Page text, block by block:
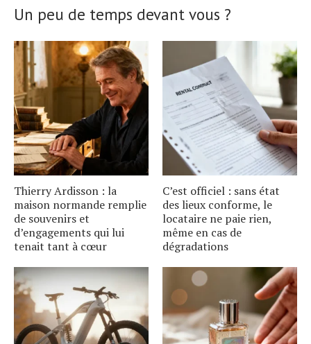
Un peu de temps devant vous ?
Thierry Ardisson : la
maison normande remplie
de souvenirs et
d’engagements qui lui
tenait tant à cœur
C’est officiel : sans état
des lieux conforme, le
locataire ne paie rien,
même en cas de
dégradations